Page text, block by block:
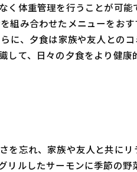
体重管理を行うことが可能
組み合わせたメニューをお
に、夕食は家族や友人との
て、日々の夕食をより健康
を忘れ、家族や友人と共に
リルしたサーモンに季節の野